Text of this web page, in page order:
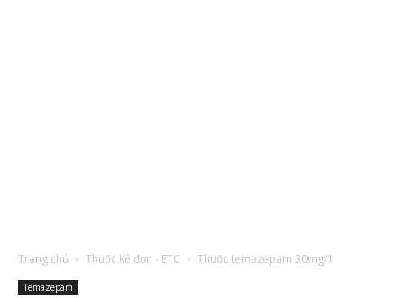
Trang chủ Thuốc kê đơn - ETC Thuốc temazepam 30mg/1
Temazepam